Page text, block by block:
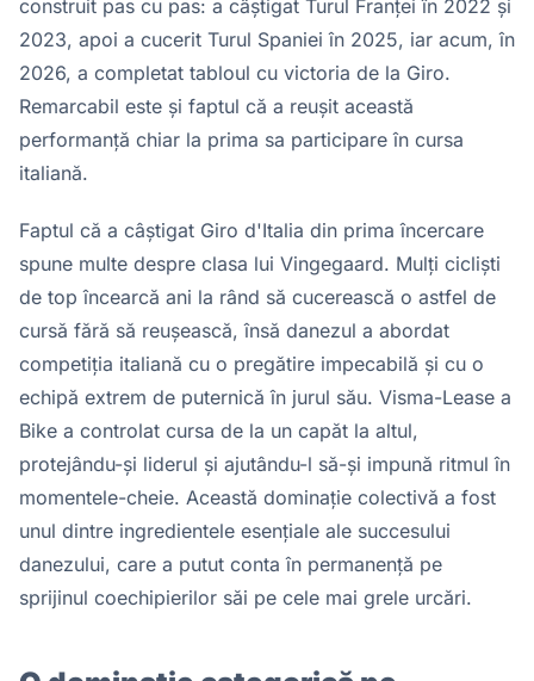
construit pas cu pas: a câștigat Turul Franței în 2022 și
2023, apoi a cucerit Turul Spaniei în 2025, iar acum, în
2026, a completat tabloul cu victoria de la Giro.
Remarcabil este și faptul că a reușit această
performanță chiar la prima sa participare în cursa
italiană.
Faptul că a câștigat Giro d'Italia din prima încercare
spune multe despre clasa lui Vingegaard. Mulți cicliști
de top încearcă ani la rând să cucerească o astfel de
cursă fără să reușească, însă danezul a abordat
competiția italiană cu o pregătire impecabilă și cu o
echipă extrem de puternică în jurul său. Visma-Lease a
Bike a controlat cursa de la un capăt la altul,
protejându-și liderul și ajutându-l să-și impună ritmul în
momentele-cheie. Această dominație colectivă a fost
unul dintre ingredientele esențiale ale succesului
danezului, care a putut conta în permanență pe
sprijinul coechipierilor săi pe cele mai grele urcări.